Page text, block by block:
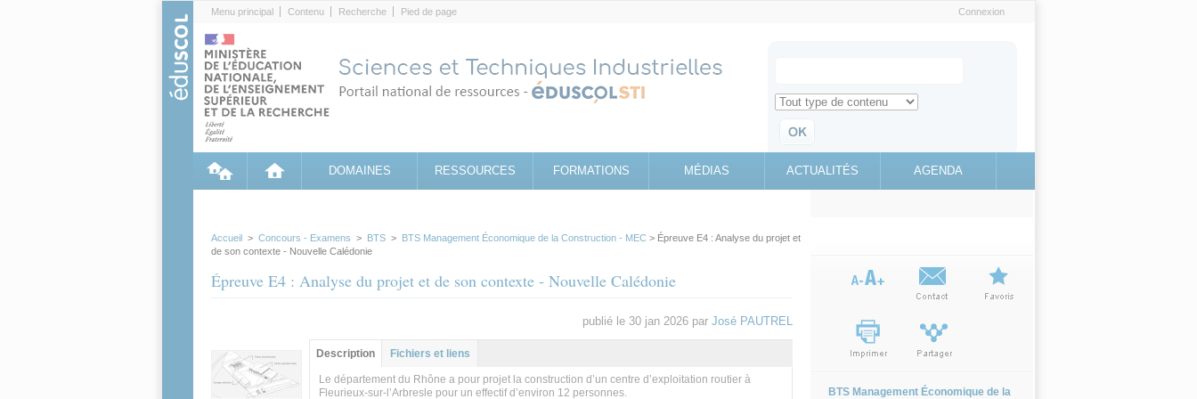
Menu principal Contenu Recherche Pied de page Connexion
Search for
Retrouvez toute l'information sur le site education.gouv.fr
DOMAINES RESSOURCES FORMATIONS MÉDIAS ACTUALITÉS AGENDA
Accueil > Concours - Examens > BTS > BTS Management Économique de la Construction - MEC > Épreuve E4 : Analyse du projet et
de son contexte - Nouvelle Calédonie
Épreuve E4 : Analyse du projet et de son contexte - Nouvelle Calédonie
publié le 30 jan 2026 par José PAUTREL
Groupe principal
Description (onglet
actif)
Fichiers et liens
Le département du Rhône a pour projet la construction d’un centre d’exploitation routier à
Fleurieux-sur-l’Arbresle pour un effectif d’environ 12 personnes.
BTS Management Économique de la